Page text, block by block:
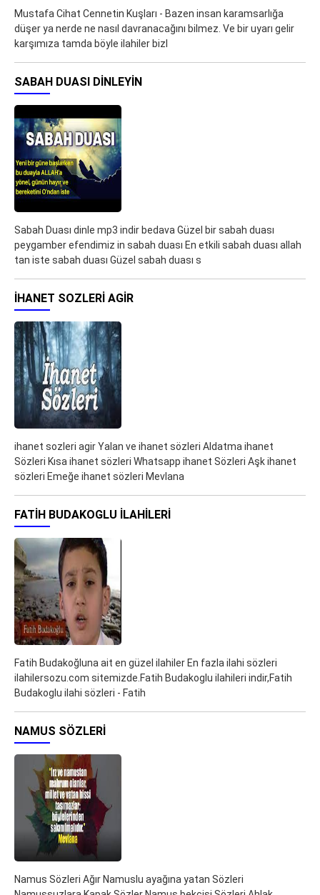
Mustafa Cihat Cennetin Kuşları - Bazen insan karamsarlığa
düşer ya nerde ne nasıl davranacağını bilmez. Ve bir uyarı gelir
karşımıza tamda böyle ilahiler bizl
SABAH DUASI DINLEYIN
Sabah Duası dinle mp3 indir bedava Güzel bir sabah duası
peygamber efendimiz in sabah duası En etkili sabah duası allah
tan iste sabah duası Güzel sabah duası s
IHANET SOZLERI AGIR
ihanet sozleri agir Yalan ve ihanet sözleri Aldatma ihanet
Sözleri Kısa ihanet sözleri Whatsapp ihanet Sözleri Aşk ihanet
sözleri Emeğe ihanet sözleri Mevlana
FATIH BUDAKOGLU ILAHILERI
Fatih Budakoğluna ait en güzel ilahiler En fazla ilahi sözleri
ilahilersozu.com sitemizde.Fatih Budakoglu ilahileri indir,Fatih
Budakoglu ilahi sözleri - Fatih
NAMUS SÖZLERI
Namus Sözleri Ağır Namuslu ayağına yatan Sözleri